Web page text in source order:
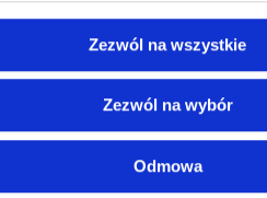
Zezwól na wszystkie
Zezwól na wybór
Odmowa